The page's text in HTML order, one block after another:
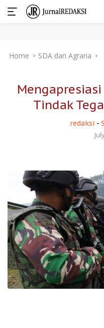
Home SDA dan Agraria
Tindak
redaksi -